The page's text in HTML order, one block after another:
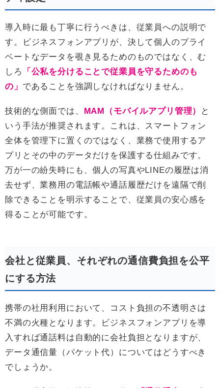
導入時に最も丁寧に行うべきは、従業員への説明で
す。ビジネスフォンアプリが、決して個人のプライ
ベートなデータを覗き見るためのものではなく、む
しろ
「公私を分けることで従業員を守るためのも
の」 であることを強調しなければなりません。
技術的な側面では、 MAM（モバイルアプリ管理）
と
いう手法が推奨されます。これは、スマートフォン
全体を管理下に置くのではなく、業務で使用するア
プリとその中のデータだけを保護する仕組みです。
万が一の紛失時にも、個人の写真やLINEの履歴は消
去せず、業務用の電話帳や通話履歴だけを遠隔で削
除できることを明示することで、従業員の安心感を
得ることが可能です。
会社と従業員、それぞれの通信費負担を公平
にする方法
携帯の社用利用において、コスト負担の不透明さは
不満の火種となります。ビジネスフォンアプリを導
入すれば通話料は自動的に会社負担となりますが、
データ通信量（パケット代）についてはどうすべき
でしょうか。